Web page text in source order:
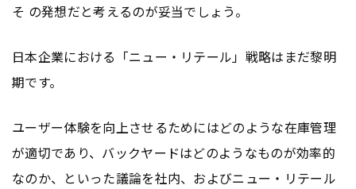
そ の発想だと考えるのが妥当でしょう。
日本企業における「ニュー・リテール」戦略はまだ黎明
期です。
ユーザー体験を向上させるためにはどのような在庫管理
が適切であり、バックヤードはどのようなものが効率的
なのか、といった議論を社内、およびニュー・リテール